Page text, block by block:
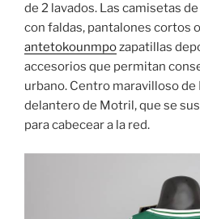
de 2 lavados. Las camisetas
con faldas, pantalones cortos
antetokounmpozapatillas
accesorios que permitan
urbano. Centro maravilloso de
delantero de Motril, que se
para cabecear a la red.